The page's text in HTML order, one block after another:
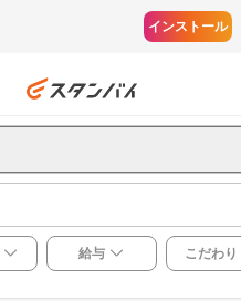
インストール
給与 こだわり